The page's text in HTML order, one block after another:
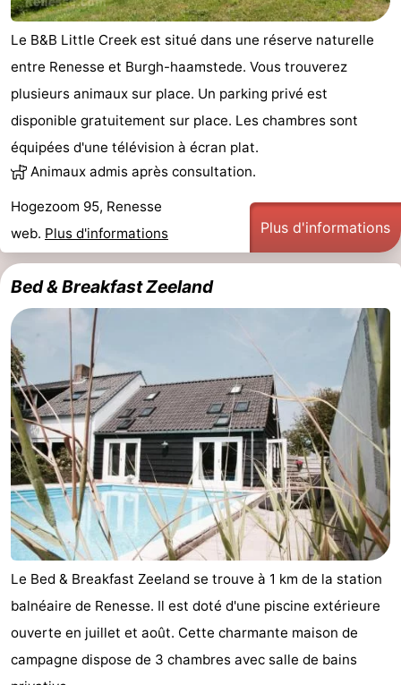
de
jeux
Aires
de
jeux
intérieures
-
Bowling
-
Parcours
de
golf
Centres
de
être
Villages
villes
Visites
-
Piscines
-
Faire
du
vélo
-
Randonnée
-
Équitation
-
Terrains
de
-
Surfen
-
Sportive
Equitation
Immersion
Le B&B Little Creek est situé dans une réserve naturelle
entre Renesse et Burgh-haamstede. Vous trouverez
plusieurs animaux sur place. Un parking privé est
disponible gratuitement sur place. Les chambres sont
équipées d'une télévision à écran plat.
Animaux admis après consultation.
Hogezoom 95, Renesse
web. Plus d'informations Plus d'informations
Bed & Breakfast Zeeland
Le Bed & Breakfast Zeeland se trouve à 1 km de la station
balnéaire de Renesse. Il est doté d'une piscine extérieure
ouverte en juillet et août. Cette charmante maison de
campagne dispose de 3 chambres avec salle de bains